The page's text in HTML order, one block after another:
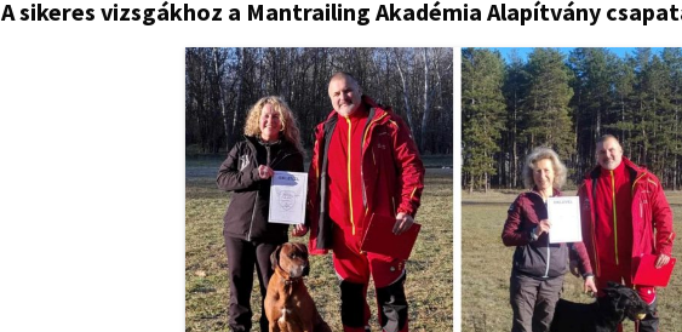
A sikeres vizsgákhoz a Mantrailing Akadémia Alapítvány